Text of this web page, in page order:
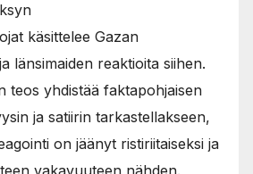
käsittelee Gazan
länsimaiden reaktioita siihen.
teos yhdistää faktapohjaisen
ja satiirin tarkastellakseen,
on jäänyt ristiriitaiseksi ja